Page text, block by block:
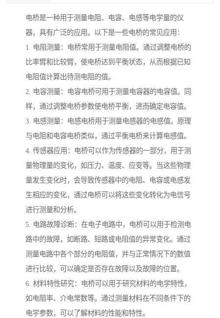
电桥是一种用于测量电阻、电容、电感等电学量的仪
器，具有广泛的应用。以下是一些电桥的常见应用：
1. 电阻测量：电桥常用于测量电阻值。通过调整电桥的
比率臂和比较臂，使电桥达到平衡状态，从而根据已知
电阻值计算出待测电阻的值。
2. 电容测量：电容电桥可用于测量电容器的电容值。同
样，通过调整电桥参数使电桥平衡，进而确定电容值。
3. 电感测量：电感电桥用于测量电感器的电感值。原理
与电阻和电容电桥类似，通过平衡电桥来计算电感值。
4. 传感器应用：电桥可以作为传感器的一部分，用于测
量物理量的变化，如压力、温度、应变等。当这些物理
量发生变化时，会导致传感器中的电阻、电容或电感发
生相应的变化，通过电桥可以将这些变化转化为电信号
进行测量和分析。
5. 电路故障诊断：在电子电路中，电桥可以用于检测电
路中的故障，如断路、短路或电阻值的异常变化。通过
测量电路中各个部分的电阻值，并与正常情况下的数值
进行比较，可以确定是否存在故障以及故障的位置。
6. 材料特性研究：电桥可以用于研究材料的电学特性，
如电阻率、介电常数等。通过测量材料在不同条件下的
电学参数，可以了解材料的性能和特性。